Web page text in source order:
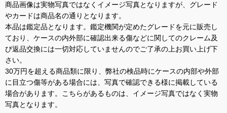
商品画像は実物写真ではなくイメージ写真となりますが、グレード
やカードは商品名の通りとなります。
本品は鑑定品となります。鑑定機関が定めたグレードを元に販売し
ており、ケースの内外部に確認出来る傷などに関してのクレーム及
び返品交換には一切対応していませんのでご了承の上お買い上げ下
さい。
30万円を超える商品類に限り、弊社の検品時にケースの内部や外部
に目立つ傷等がある場合には、写真で確認できる様に掲載している
場合があります。こちらがあるものは、イメージ写真ではなく実物
写真となります。